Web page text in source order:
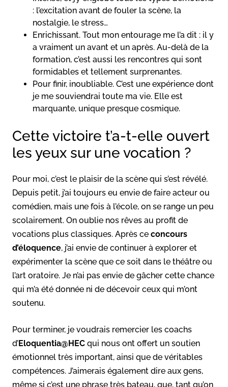
: l’excitation avant de fouler la scène, la
nostalgie, le stress…
Enrichissant. Tout mon entourage me l’a dit : il y
a vraiment un avant et un après. Au-delà de la
formation, c’est aussi les rencontres qui sont
formidables et tellement surprenantes.
Pour finir, inoubliable. C’est une expérience dont
je me souviendrai toute ma vie. Elle est
marquante, unique presque cosmique.
Cette victoire t’a-t-elle ouvert
les yeux sur une vocation ?
Pour moi, c’est le plaisir de la scène qui s’est révélé.
Depuis petit, j’ai toujours eu envie de faire acteur ou
comédien, mais une fois à l’école, on se range un peu
scolairement. On oublie nos rêves au profit de
vocations plus classiques. Après ce concours
d’éloquence, j’ai envie de continuer à explorer et
expérimenter la scène que ce soit dans le théâtre ou
l’art oratoire. Je n’ai pas envie de gâcher cette chance
qui m’a été donnée ni de décevoir ceux qui m’ont
soutenu.
Pour terminer, je voudrais remercier les coachs
d’Eloquentia@HEC qui nous ont offert un soutien
émotionnel très important, ainsi que de véritables
compétences. J’aimerais également dire aux gens,
même si c’est une phrase très bateau, que, tant qu’on